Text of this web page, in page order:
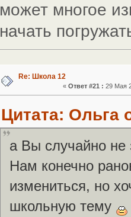
может многое
начать
Re: Школа 12
«Ответ #21 : 29 Мая
Цитата: Ольга
а Вы случайно не
Нам конечно
измениться, но
школьную тему